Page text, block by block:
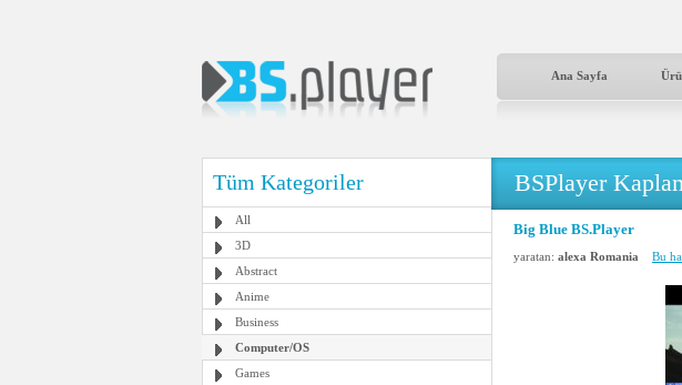
Ana Sayfa
Tüm Kategoriler
All
3D
Abstract
Anime
Business
Computer/OS
Games
BSPlayer
Big Blue BS.Player
yaratan: alexa Romania Bu